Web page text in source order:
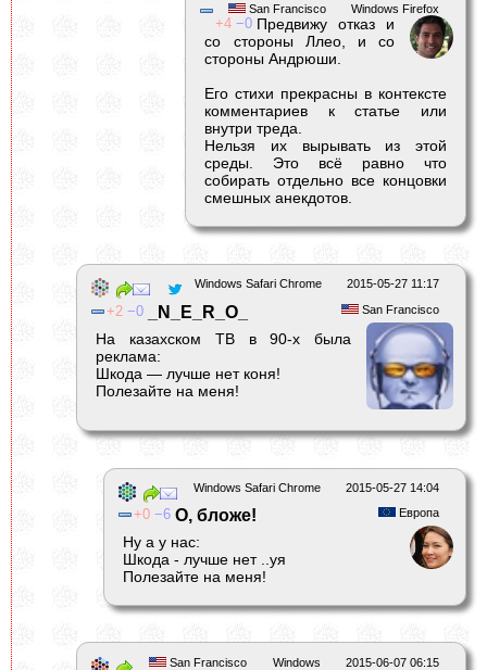
Windows Firefox
San Francisco
4 0 Предвижу отказ и
со стороны Ллео, и со
стороны Андрюши.
Его стихи прекрасны в контексте
комментариев к статье или
внутри треда.
Нельзя их вырывать из этой
среды. Это всё равно что
собирать отдельно все концовки
смешных анекдотов.
2015-05-27 11:17
Windows Safari Chrome
San Francisco
2 0 _N_E_R_O_
На казахском ТВ в 90-х была
реклама:
Шкода — лучше нет коня!
Полезайте на меня!
2015-05-27 14:04
Windows Safari Chrome
Европа
0 6 О, бложе!
Ну а у нас:
Шкода - лучше нет ..уя
Полезайте на меня!
2015-06-07 06:15
Windows
San Francisco